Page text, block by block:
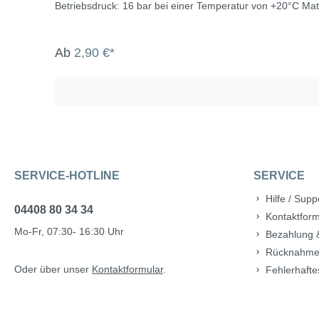
Betriebsdruck: 16 bar bei einer Temperatur von +20°C Materialien Körper und Deckel (A) - schwarze Polypropylen-Copolymere mit hoher UV-Widerstandsfähigkeit
Rohre: UNI 7990, DIN 8074, UNI EN 12201 für Gewinde
Ab 2,90 €*
SERVICE-HOTLINE
04408 80 34 34
Mo-Fr, 07:30- 16:30 Uhr
Oder über unser Kontaktformular.
SERVICE
Hilfe /
Bezahlung